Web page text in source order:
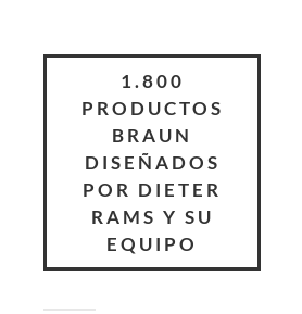
1.800
PRODUCTOS
BRAUN
DISEÑADOS
POR DIETER
RAMS Y SU
EQUIPO